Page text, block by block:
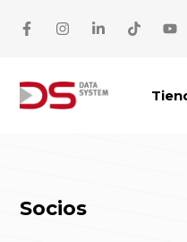
Socios